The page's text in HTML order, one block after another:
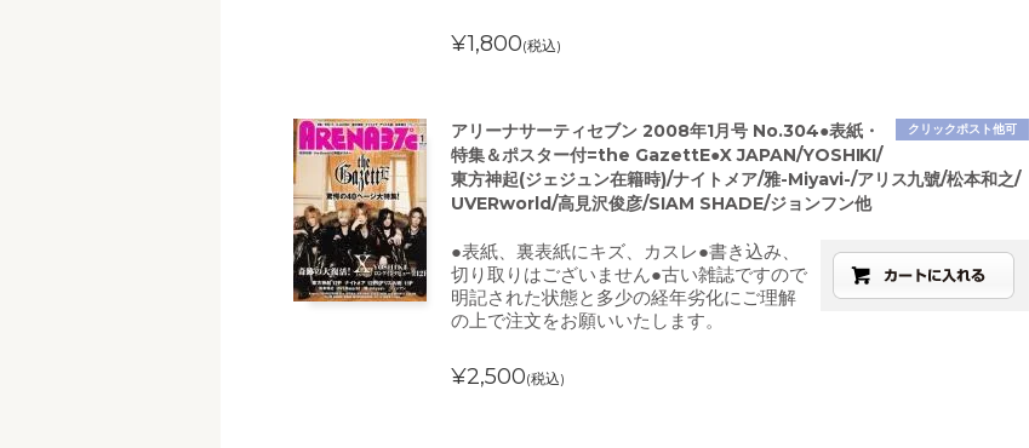
¥1,800(税込)
クリックポスト他可
アリーナサーティセブン 2008年1月号 No.304●表紙・
特集＆ポスター付=the GazettE●X JAPAN/YOSHIKI/
東方神起(ジェジュン在籍時)/ナイトメア/雅-Miyavi-/アリス九號/松本和之/
UVERworld/高見沢俊彦/SIAM SHADE/ジョンフン他
●表紙、裏表紙にキズ、カスレ●書き込み、
切り取りはございません●古い雑誌ですので
明記された状態と多少の経年劣化にご理解
の上で注文をお願いいたします。
¥2,500(税込)